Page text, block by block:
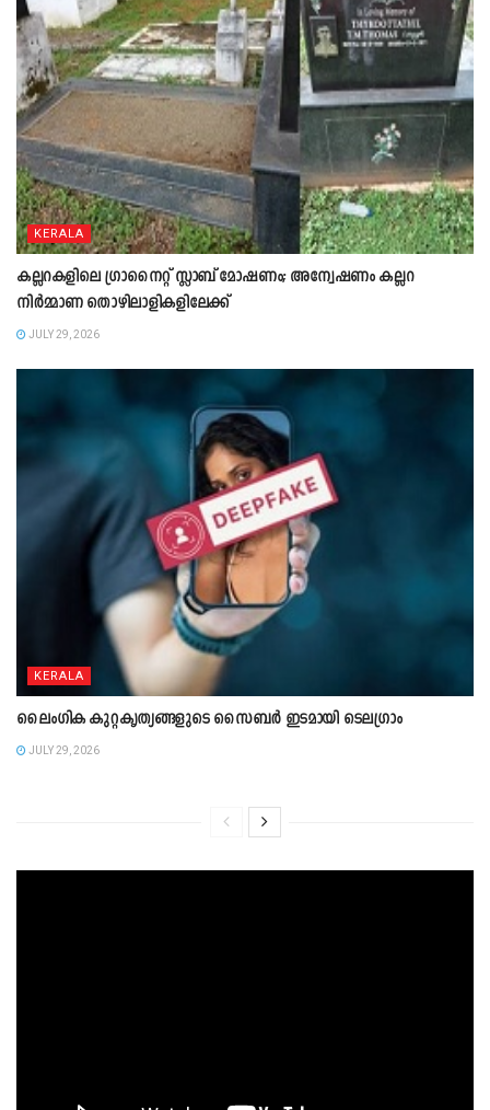
KERALA
കല്ലറകളിലെ ഗ്രാനൈറ്റ് സ്ലാബ് മോഷണം; അന്വേഷണം കല്ലറ
നിർമ്മാണ തൊഴിലാളികളിലേക്ക്
JULY 29, 2026
KERALA
ലൈംഗിക കുറ്റകൃത്യങ്ങളുടെ സൈബർ ഇടമായി ടെലഗ്രാം
JULY 29, 2026